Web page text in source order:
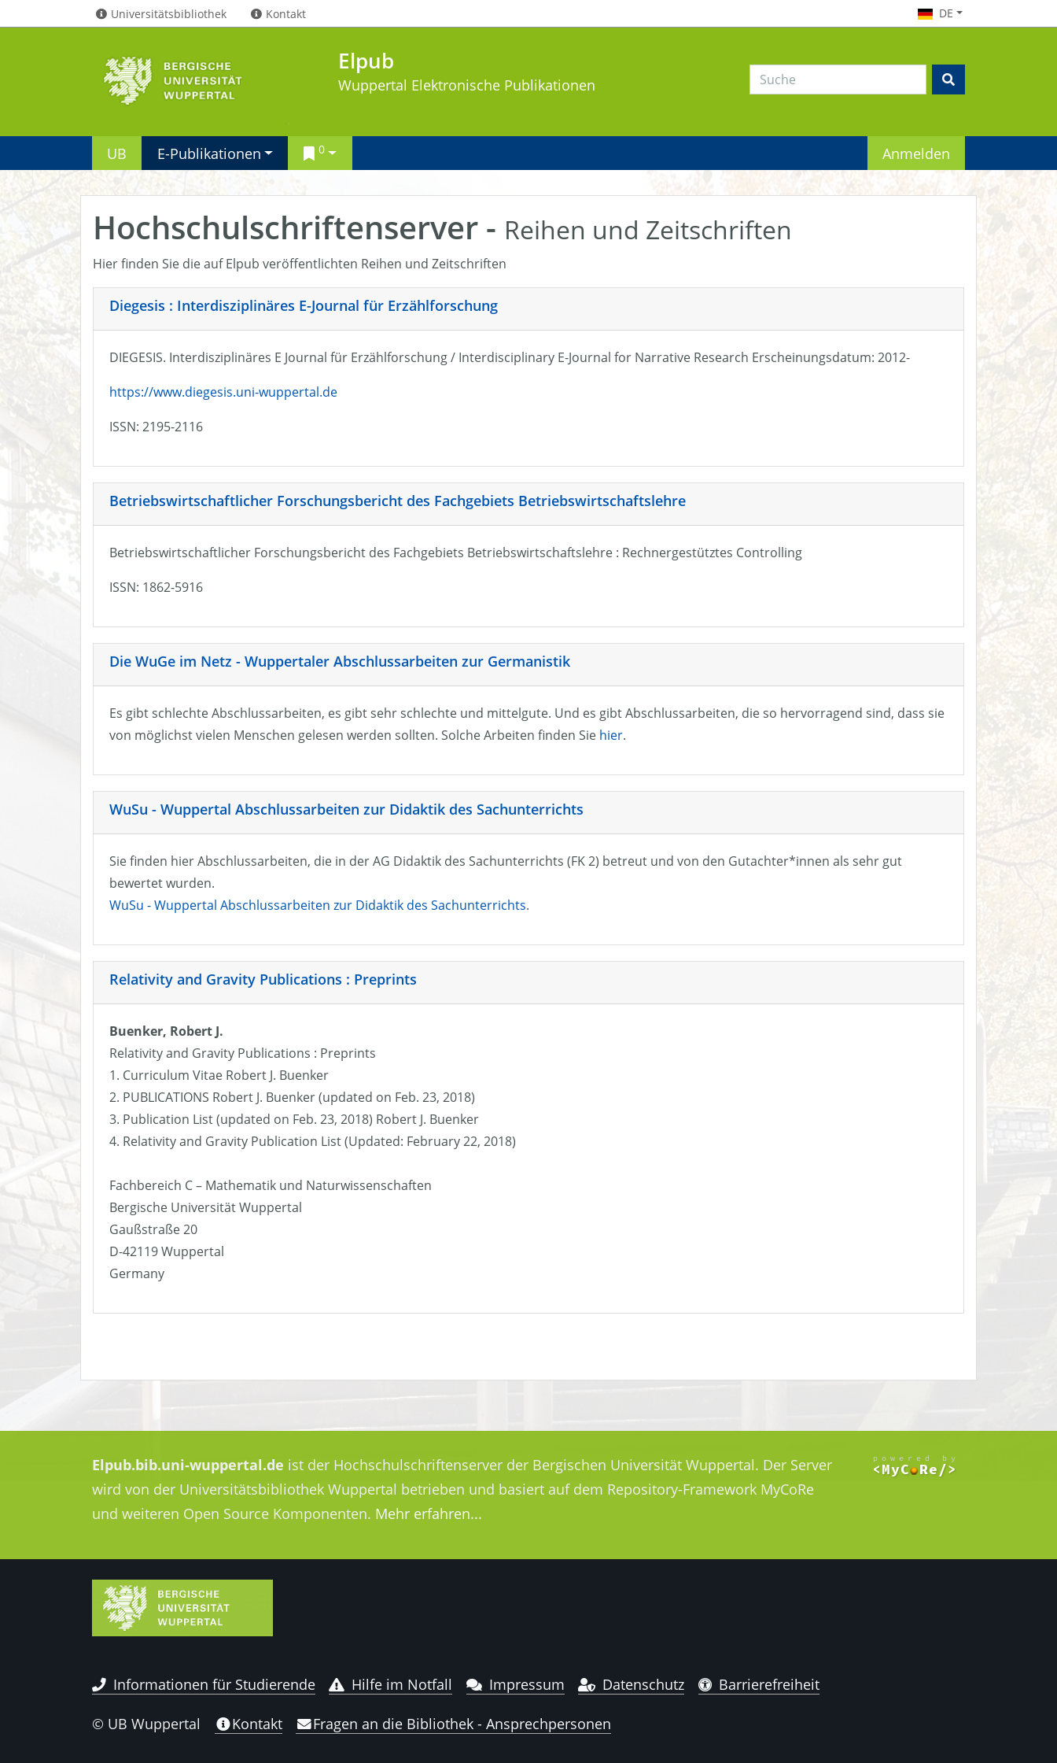
Universitätsbibliothek Kontakt DE
Elpub
Wuppertal Elektronische Publikationen
UB E-Publikationen 0 Anmelden
Hochschulschriftenserver - Reihen und Zeitschriften
Hier finden Sie die auf Elpub veröffentlichten Reihen und Zeitschriften
Diegesis : Interdisziplinäres E-Journal für Erzählforschung
DIEGESIS. Interdisziplinäres E Journal für Erzählforschung / Interdisciplinary E-Journal for Narrative Research Erscheinungsdatum: 2012-
https://www.diegesis.uni-wuppertal.de
ISSN: 2195-2116
Betriebswirtschaftlicher Forschungsbericht des Fachgebiets Betriebswirtschaftslehre
Betriebswirtschaftlicher Forschungsbericht des Fachgebiets Betriebswirtschaftslehre : Rechnergestütztes Controlling
ISSN: 1862-5916
Die WuGe im Netz - Wuppertaler Abschlussarbeiten zur Germanistik
Es gibt schlechte Abschlussarbeiten, es gibt sehr schlechte und mittelgute. Und es gibt Abschlussarbeiten, die so hervorragend sind, dass sie
von möglichst vielen Menschen gelesen werden sollten. Solche Arbeiten finden Sie hier.
WuSu - Wuppertal Abschlussarbeiten zur Didaktik des Sachunterrichts
Sie finden hier Abschlussarbeiten, die in der AG Didaktik des Sachunterrichts (FK 2) betreut und von den Gutachter*innen als sehr gut
bewertet wurden.
WuSu - Wuppertal Abschlussarbeiten zur Didaktik des Sachunterrichts.
Relativity and Gravity Publications : Preprints
Buenker, Robert J.
Relativity and Gravity Publications : Preprints
1. Curriculum Vitae Robert J. Buenker
2. PUBLICATIONS Robert J. Buenker (updated on Feb. 23, 2018)
3. Publication List (updated on Feb. 23, 2018) Robert J. Buenker
4. Relativity and Gravity Publication List (Updated: February 22, 2018)
Fachbereich C – Mathematik und Naturwissenschaften
Bergische Universität Wuppertal
Gaußstraße 20
D-42119 Wuppertal
Germany
Elpub.bib.uni-wuppertal.de ist der Hochschulschriftenserver der Bergischen Universität Wuppertal. Der Server
wird von der Universitätsbibliothek Wuppertal betrieben und basiert auf dem Repository-Framework MyCoRe
und weiteren Open Source Komponenten. Mehr erfahren...
Informationen für Studierende Hilfe im Notfall Impressum Datenschutz Barrierefreiheit
© UB Wuppertal Kontakt Fragen an die Bibliothek - Ansprechpersonen